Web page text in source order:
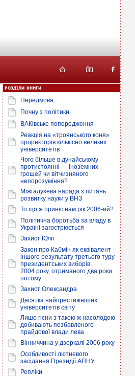
Передмова
Почну з політики
ВАКівське попередження
Реакція на «троянського коня»
проректорів кількісно великих
університетів
Чого більше в дунайському
протистоянні — іноземних
грошей чи вітчизняного
непорозуміння?
Міжгалузева нарада з питань
розвитку науки у ВНЗ
То що ж приніс нам рік 2006-ий?
Політична боротьба за владу в
Україні загострюється
Захист Юлії
Закон про Кабмін як еквівалент
іншого результату третього туру
президентських виборів
2004 року, отриманого два роки
потому
Захист Олександра
Десятка найпрестижніших
університетів світу
Лише гієни з такою ж насолодою
добивають позбавленого
прайдової влади лева
Вінниччина у дзеркалі 2006 року
Особливості лютневого
засідання Президії АПНУ
Репліки